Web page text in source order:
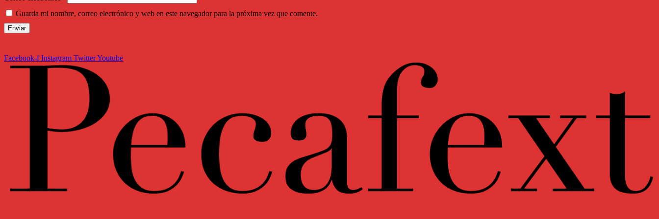
Guarda mi nombre, correo electrónico y web en este navegador para la próxima vez que comente.
Facebook-f Instagram TwitterYoutube